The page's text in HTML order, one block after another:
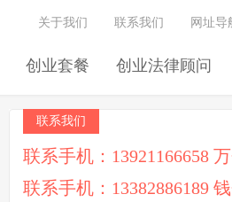
创业套餐 创业法律顾问
关于我们 联系我们 网址导
联系我们
联系手机：13921166658
联系手机：13382886189